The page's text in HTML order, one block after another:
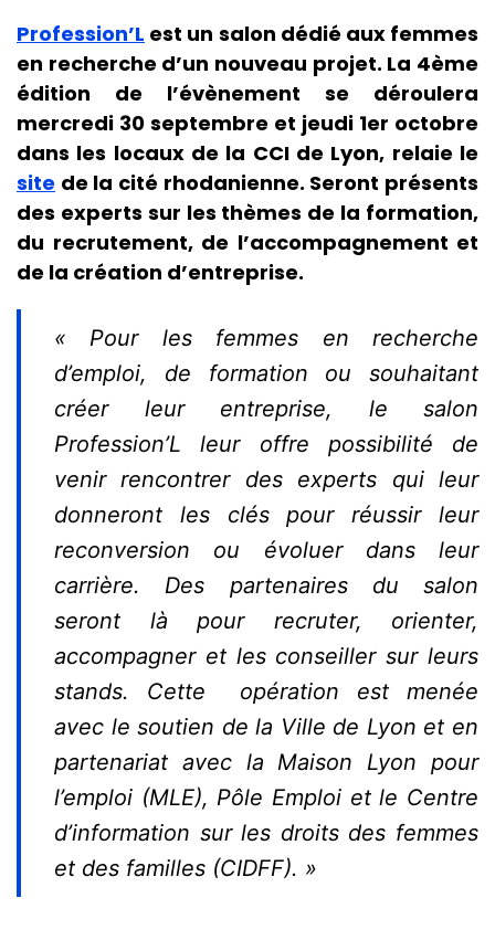
Profession’L est un salon dédié aux femmes
en recherche d’un nouveau projet. La 4ème
édition de l’évènement se déroulera
mercredi 30 septembre et jeudi 1er octobre
dans les locaux de la CCI de Lyon, relaie le
site de la cité rhodanienne. Seront présents
des experts sur les thèmes de la formation,
du recrutement, de l’accompagnement et
de la création d’entreprise.
« Pour les femmes en recherche
d’emploi, de formation ou souhaitant
créer leur entreprise, le salon
Profession’L leur offre possibilité de
venir rencontrer des experts qui leur
donneront les clés pour réussir leur
reconversion ou évoluer dans leur
carrière. Des partenaires du salon
seront là pour recruter, orienter,
accompagner et les conseiller sur leurs
stands. Cette opération est menée
avec le soutien de la Ville de Lyon et en
partenariat avec la Maison Lyon pour
l’emploi (MLE), Pôle Emploi et le Centre
d’information sur les droits des femmes
et des familles (CIDFF). »